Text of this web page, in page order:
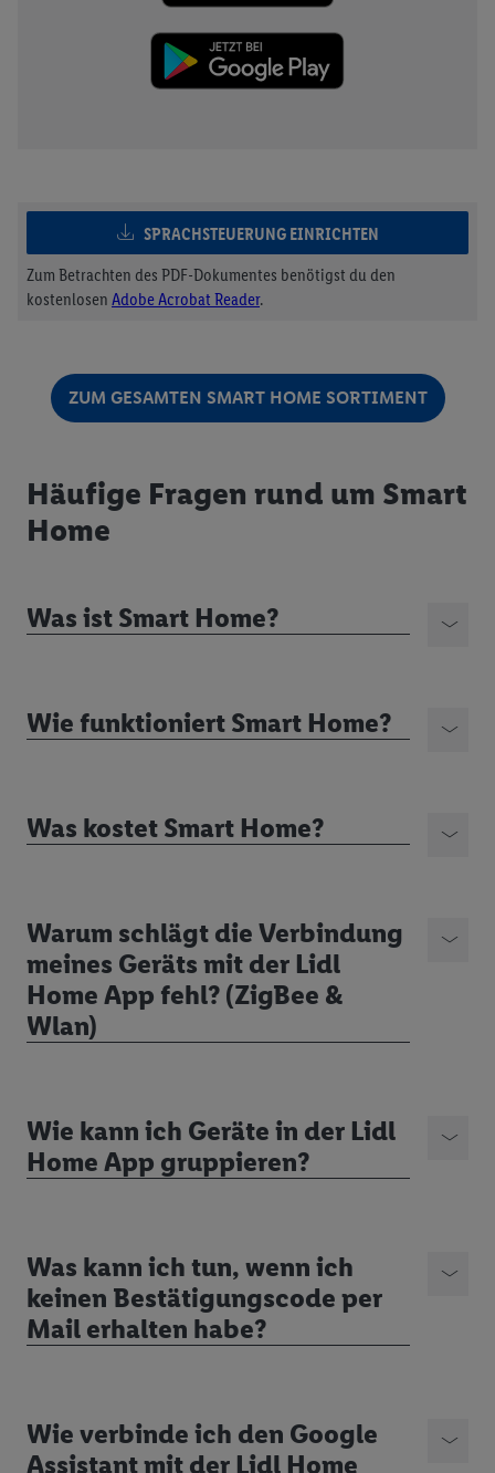
SPRACHSTEUERUNG EINRICHTEN
Zum Betrachten des PDF-Dokumentes benötigst du den
kostenlosen Adobe Acrobat Reader.
ZUM GESAMTEN SMART HOME SORTIMENT
Häufige Fragen rund um Smart
Home
Was ist Smart Home?
Wie funktioniert Smart Home?
Was kostet Smart Home?
Warum schlägt die Verbindung
meines Geräts mit der Lidl
Home App fehl? (ZigBee &
Wlan)
Wie kann ich Geräte in der Lidl
Home App gruppieren?
Was kann ich tun, wenn ich
keinen Bestätigungscode per
Mail erhalten habe?
Wie verbinde ich den Google
Assistant mit der Lidl Home